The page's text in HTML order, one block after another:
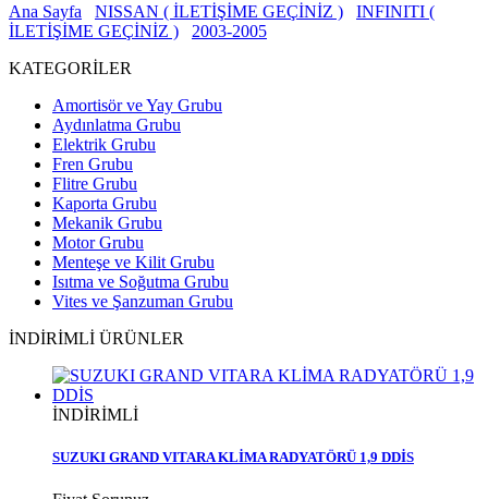
Ana Sayfa NISSAN ( İLETİŞİME GEÇİNİZ )
INFINITI (
İLETİŞİME GEÇİNİZ )
2003-2005
KATEGORİLER
Amortisör ve Yay Grubu
Aydınlatma Grubu
Elektrik Grubu
Fren Grubu
Flitre Grubu
Kaporta Grubu
Mekanik Grubu
Motor Grubu
Menteşe ve Kilit Grubu
Isıtma ve Soğutma Grubu
Vites ve Şanzuman Grubu
İNDİRİMLİ ÜRÜNLER
İNDİRİMLİ
SUZUKI GRAND VITARA KLİMA RADYATÖRÜ 1,9 DDİS